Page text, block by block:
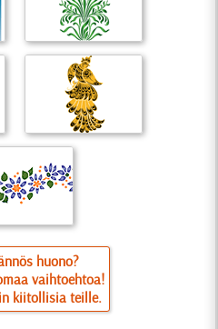
huono?
vaihtoehtoa!
kiitollisia teille.